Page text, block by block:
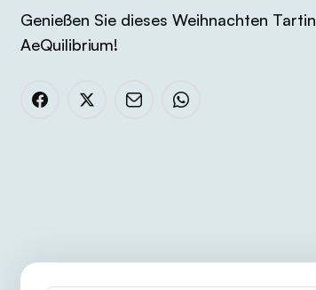
Genießen Sie dieses Weihnachten
AeQuilibrium!